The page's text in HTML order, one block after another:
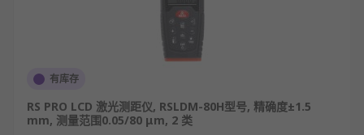
有库存
RS PRO LCD 激光测距仪, RSLDM-80H型号, 精确度±1.5
mm, 测量范围0.05/80 μm, 2 类